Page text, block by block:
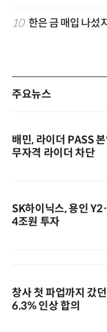
10 한은 금 매입 나
주요뉴스
배민, 라이더 PASS
무자격 라이더 차단
SK하이닉스, 용인
4조원 투자
창사 첫 파업까지 갔
6.3% 인상 합의